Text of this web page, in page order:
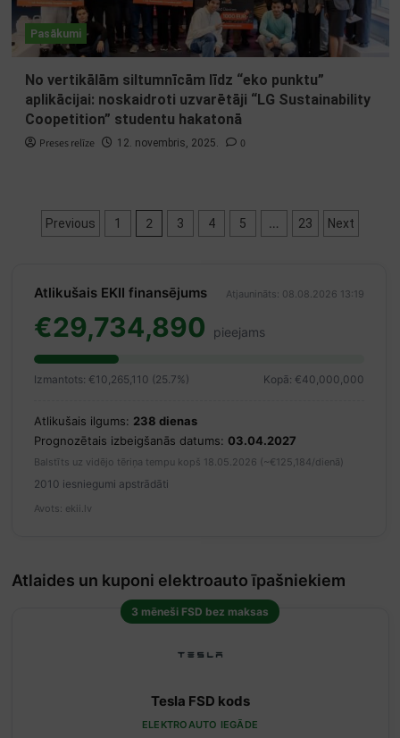
Pasākumi
No vertikālām siltumnīcām līdz “eko punktu”
aplikācijai: noskaidroti uzvarētāji “LG Sustainability
Coopetition” studentu hakatonā
Preses relīze 12. novembris, 2025. 0
Ziņu
pēc
lappusēm
Previous 1 2 3 4 5 … 23 Next
Atlikušais EKII finansējums Atjaunināts: 08.08.2026 13:19
€29,734,890 pieejams
Izmantots: €10,265,110 (25.7%) Kopā: €40,000,000
Atlikušais ilgums: 238 dienas
Prognozētais izbeigšanās datums: 03.04.2027
Balstīts uz vidējo tēriņa tempu kopš 18.05.2026 (~€125,184/dienā)
2010 iesniegumi apstrādāti
Avots: ekii.lv
Atlaides un kuponi elektroauto īpašniekiem
3 mēneši FSD bez maksas
Tesla FSD kods
ELEKTROAUTO IEGĀDE